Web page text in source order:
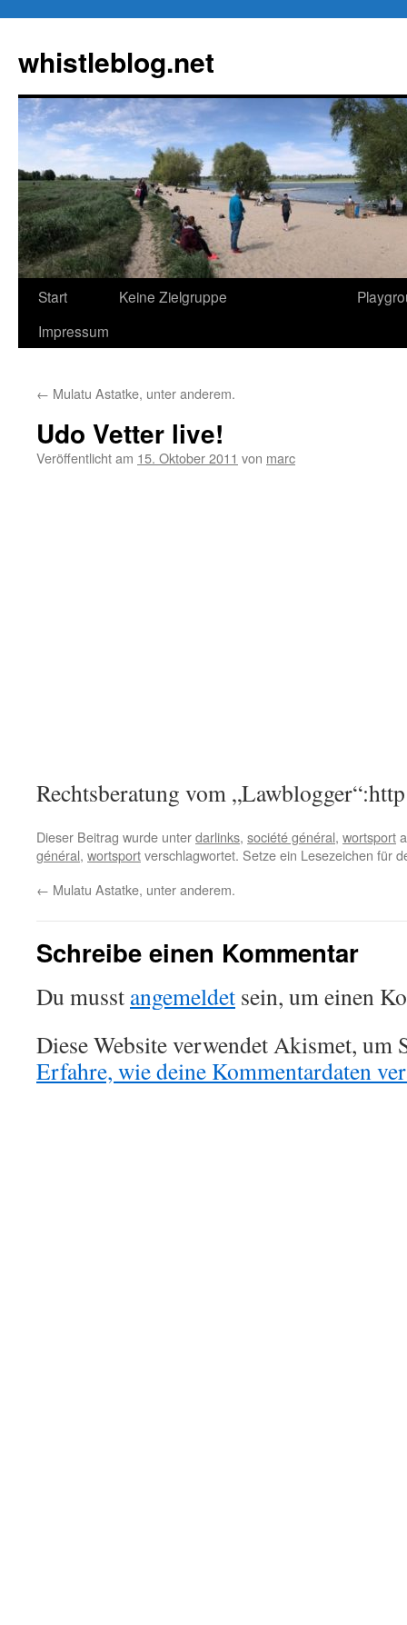
springen
whistleblog.net
Start Keine Zielgruppe
Impressum
← Mulatu Astatke, unter anderem.
Udo Vetter live!
Veröffentlicht am 15. Oktober 2011 von marc
Rechtsberatung vom
Dieser Beitrag wurde unterdarlinks, société général, wortsport
général, wortsportverschlagwortet. Setze ein Lesezeichen für
← Mulatu Astatke, unter anderem.
Schreibe einen Kommentar
Du musst angemeldet sein, um einen
Diese Website verwendet Akismet, um
Erfahre, wie deine Kommentardaten